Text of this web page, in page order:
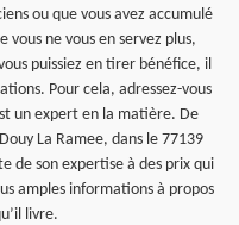
ou que vous avez accumulé
vous ne vous en servez plus,
puissiez en tirer bénéfice, il
Pour cela, adressez-vous
un expert en la matière. De
La Ramee, dans le 77139
de son expertise à des prix qui
amples informations à propos
livre.